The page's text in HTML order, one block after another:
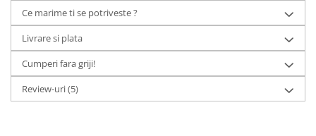
Ce marime ti se potriveste ?
Livrare si plata
Cumperi fara griji!
Review-uri(5)